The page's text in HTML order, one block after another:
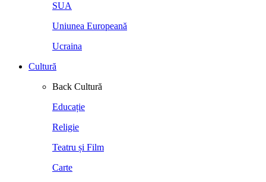
SUA
Uniunea Europeană
Ucraina
Cultură
Back Cultură
Educație
Religie
Teatru și Film
Carte